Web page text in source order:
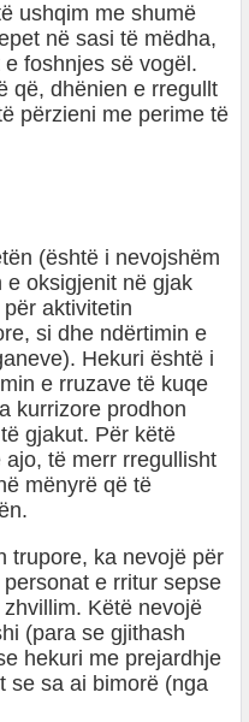
ushqim me shumë
në sasi të mëdha,
foshnjes së vogël.
që, dhënien e rregullt
përzieni me perime të
(është i nevojshëm
e oksigjenit në gjak
aktivitetin
si dhe ndërtimin e
Hekuri është i
e rruzave të kuqe
kurrizore prodhon
gjakut. Për këtë
të merr rregullisht
mënyrë që të
trupore, ka nevojë për
e rritur sepse
Këtë nevojë
(para se gjithash
hekuri me prejardhje
se sa ai bimorë (nga